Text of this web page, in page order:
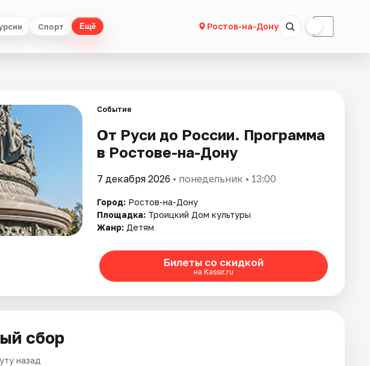
Спорт Ещё Ростов-на-Дону ☾
Событие
От Руси до России. Программа
в Ростове-на-Дону
7 декабря 2026 • понедельник • 13:00
Город: Ростов-на-Дону
Площадка: Троицкий Дом культуры
Жанр: Детям
Билеты со скидкой
на Kassir.ru
сбор
назад